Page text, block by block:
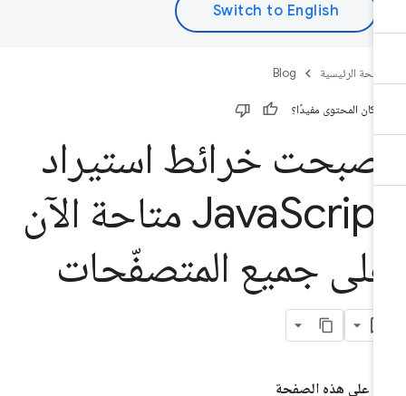
الرئيسية Blog
كان المحتوى مفيدًا؟
خرائط استيراد
JavaScript متاحة الآن
جميع المتصفّحات
على هذه الصفحة